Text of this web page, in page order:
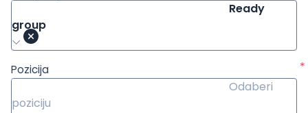
Ready
group
Pozicija
*
Odaberi
poziciju